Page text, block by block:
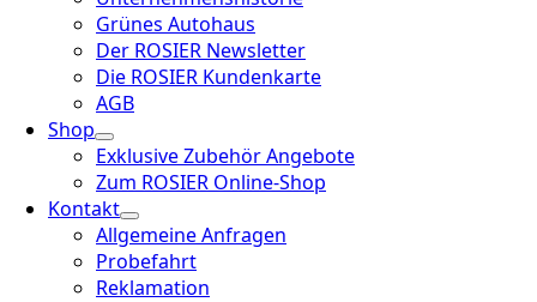
Grünes Autohaus
Der ROSIER Newsletter
Die ROSIER Kundenkarte
AGB
Shop
Exklusive Zubehör Angebote
Zum ROSIER Online-Shop
Kontakt
Allgemeine Anfragen
Probefahrt
Reklamation